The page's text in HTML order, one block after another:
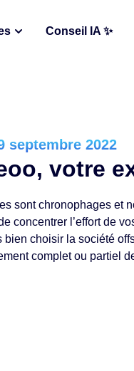
Conseil IA ✨
septembre 2022
votre
sont chronophages et
concentrer l’effort de
bien choisir la société
complet ou partiel